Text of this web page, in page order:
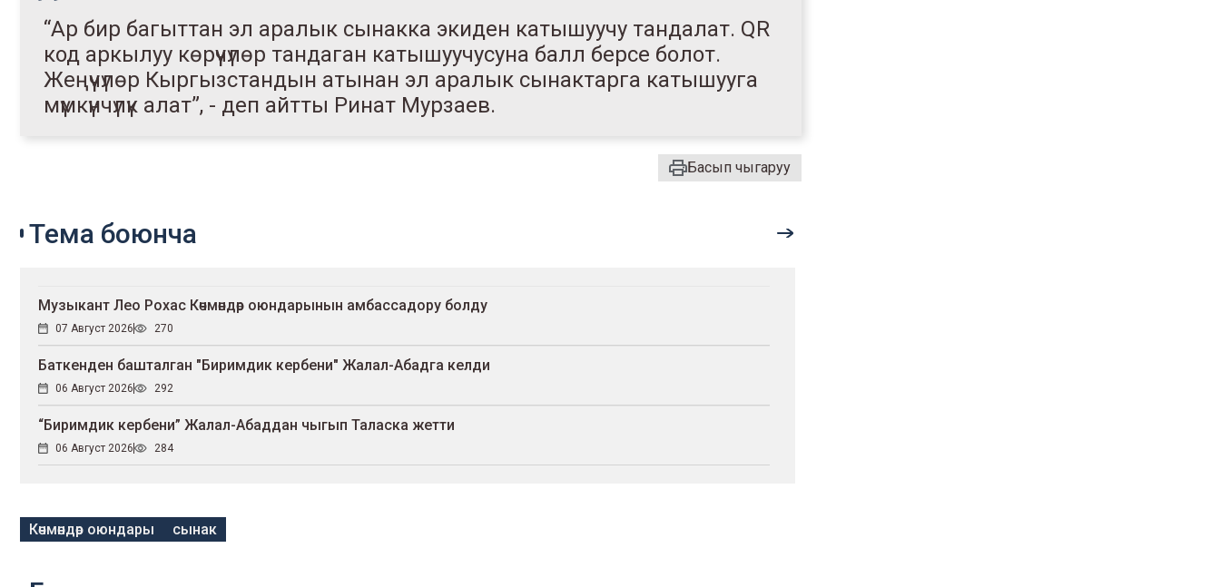
“Ар бир багыттан эл аралык сынакка экиден катышуучу тандалат. QR
код аркылуу көрүүчүлөр тандаган катышуучусуна балл берсе болот.
Жеңүүчүлөр Кыргызстандын атынан эл аралык сынактарга катышууга
мүмкүнчүлүк алат”, - деп айтты Ринат Мурзаев.
Басып чыгаруу
Тема боюнча
Музыкант Лео Рохас Көчмөндөр оюндарынын амбассадору болду
07 Август 2026 270
Баткенден башталган "Биримдик кербени" Жалал-Абадга келди
06 Август 2026 292
“Биримдик кербени” Жалал-Абаддан чыгып Таласка жетти
06 Август 2026 284
Көчмөндөр оюндары сынак